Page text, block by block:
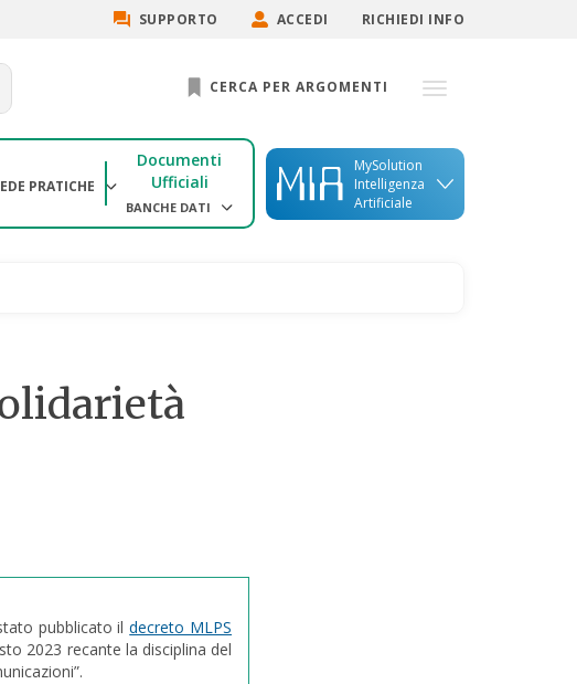
SUPPORTO ACCEDI RICHIEDI INFO
CERCA PER ARGOMENTI
PRATICHE
Documenti
Ufficiali
BANCHE DATI
MySolution
Intelligenza
Artificiale
pubblicato ildecreto MLPS
2023 recante la disciplina del